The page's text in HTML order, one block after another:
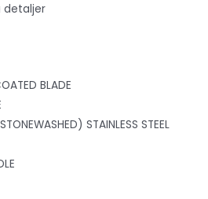
detaljer
BLADE
STAINLESS STEEL